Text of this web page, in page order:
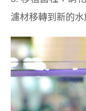
濾材移轉到新的